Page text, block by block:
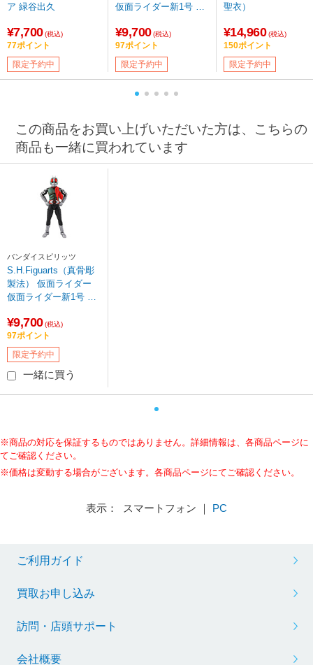
ア 緑谷出久
¥7,700 (税込)
77ポイント
限定予約中
仮面ライダー新1号 栄
ィション
¥9,700 (税込)
97ポイント
限定予約中
聖衣）
¥14,960 (税込)
150ポイント
限定予約中
この商品をお買い上げいただいた方は、こちらの
商品も一緒に買われています
バンダイスピリッツ
S.H.Figuarts（真骨彫
製法） 仮面ライダー
仮面ライダー新1号 栄
ィション
¥9,700 (税込)
97ポイント
限定予約中
一緒に買う
※商品の対応を保証するものではありません。詳細情報は、各商品ページに
てご確認ください。
※価格は変動する場合がございます。各商品ページにてご確認ください。
表示： スマートフォン ｜ PC
ご利用ガイド
買取お申し込み
訪問・店頭サポート
会社概要